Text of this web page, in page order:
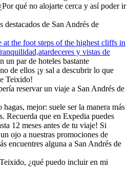
qué no alojarte cerca y así poder ir
destacados de San Andrés de
at the foot steps of the highest cliffs in
y vistas de
un par de hoteles bastante
de ellos ¡y sal a descubrir lo que
Teixido!
reservar un viaje a San Andrés de
mejor: suele ser la manera más
Recuerda que en Expedia puedes
12 meses antes de tu viaje! Si
ojo a nuestras promociones de
encuentres alguna a San Andrés de
¿qué puedo incluir en mi